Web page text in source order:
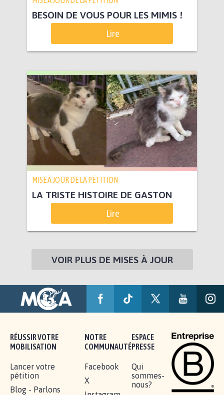
BESOIN DE VOUS POUR LES MIMIS !
Lire
MISE À JOUR DE LA PÉTITION
LA TRISTE HISTOIRE DE GASTON
Lire
VOIR PLUS DE MISES À JOUR
RÉUSSIR VOTRE
MOBILISATION
Lancer votre
pétition
Blog - Parlons
NOTRE
COMMUNAUTÉ
Facebook
X
ESPACE
PRESSE
Qui
sommes-
nous?